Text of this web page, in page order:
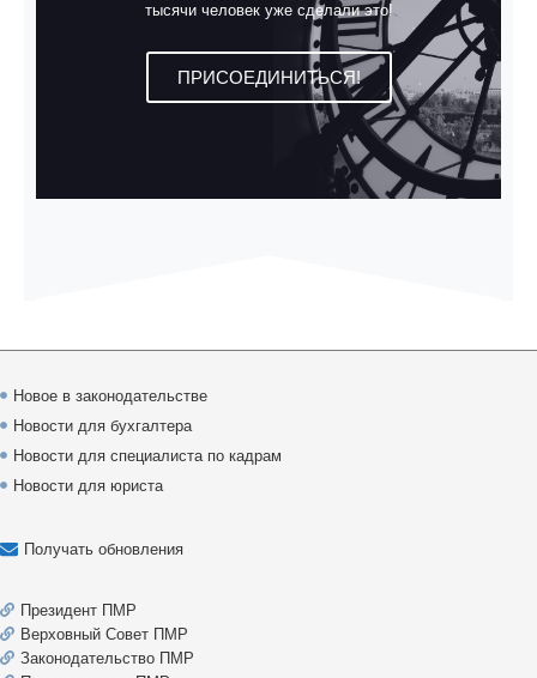
тысячи человек уже сделали это!
ПРИСОЕДИНИТЬСЯ!
Новое в законодательстве
Новости для бухгалтера
Новости для специалиста по кадрам
Новости для юриста
Получать обновления
Президент ПМР
Верховный Совет ПМР
Законодательство ПМР